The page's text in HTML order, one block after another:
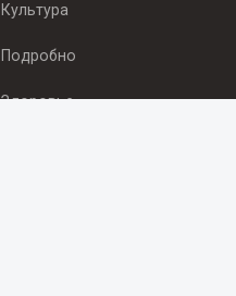
Культура
Подробно
Здоровье